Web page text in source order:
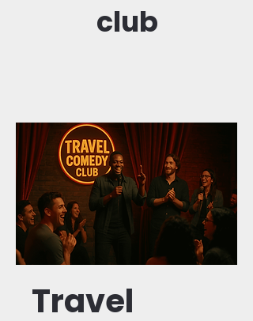
Travel
club